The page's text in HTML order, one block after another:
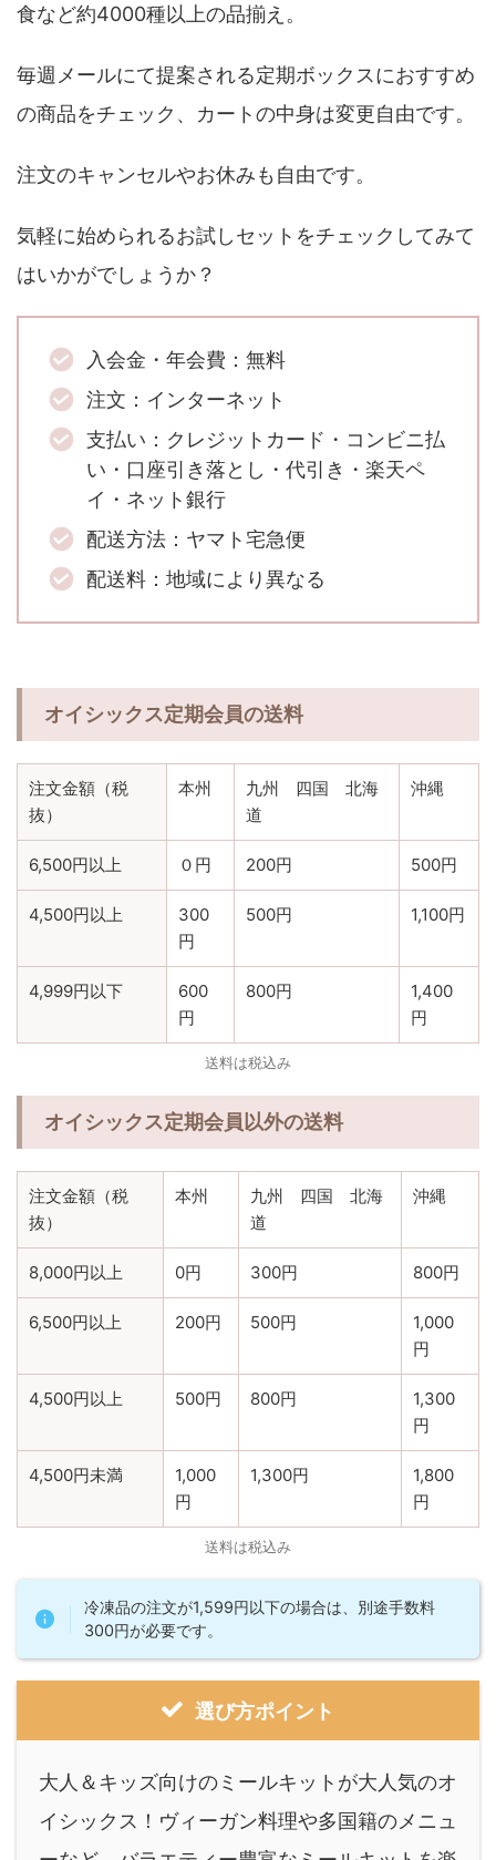
食など約4000種以上の品揃え。
毎週メールにて提案される定期ボックスにおすすめ
の商品をチェック、カートの中身は変更自由です。
注文のキャンセルやお休みも自由です。
気軽に始められるお試しセットをチェックしてみて
はいかがでしょうか？
入会金・年会費：無料
注文：インターネット
支払い：クレジットカード・コンビニ払
い・口座引き落とし・代引き・楽天ペ
イ・ネット銀行
配送方法：ヤマト宅急便
配送料：地域により異なる
オイシックス定期会員の送料
注文金額（税
抜）
本州
九州 四国 北海
道
沖縄
6,500円以上 ０円 200円 500円
4,500円以上
300
円
500円 1,100円
4,999円以下
600
円
800円
1,400
円
送料は税込み
オイシックス定期会員以外の送料
注文金額（税
抜）
本州
九州 四国 北海
道
沖縄
8,000円以上 0円 300円 800円
6,500円以上 200円 500円
1,000
円
4,500円以上 500円 800円
1,300
円
4,500円未満
1,000
円
1,300円
1,800
円
送料は税込み
冷凍品の注文が1,599円以下の場合は、別途手数料
300円が必要です。
選び方ポイント
大人＆キッズ向けのミールキットが大人気のオ
イシックス！ヴィーガン料理や多国籍のメニュ